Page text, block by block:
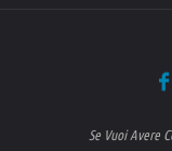
Se Vuoi Avere